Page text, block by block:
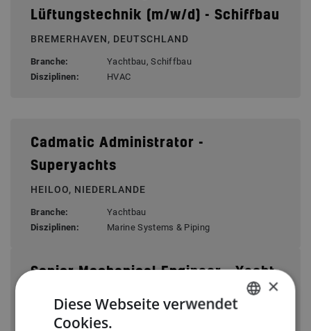
Lüftungstechnik (m/w/d) - Schiffbau
BREMERHAVEN, DEUTSCHLAND
Branche:
Yachtbau, Schiffbau
Disziplinen:
HVAC
Cadmatic Administrator -
Superyachts
HEILOO, NIEDERLANDE
Branche:
Yachtbau
Disziplinen:
Marine Systems & Piping
Senior Mechanical Engineer - Yacht
KAAG, NIEDERLANDE
×
Diese Webseite verwendet
Cookies.